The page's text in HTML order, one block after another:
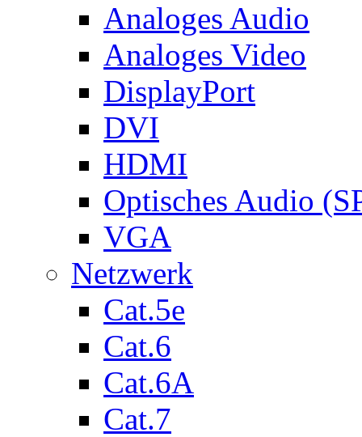
Analoges Audio
Analoges Video
DisplayPort
DVI
HDMI
Optisches Audio
VGA
Netzwerk
Cat.5e
Cat.6
Cat.6A
Cat.7